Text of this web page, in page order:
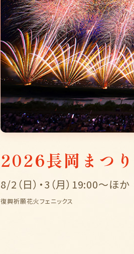
2026長岡まつ
8/2（日）・3（月）19:00〜ほか
復興祈願花火フェニックス